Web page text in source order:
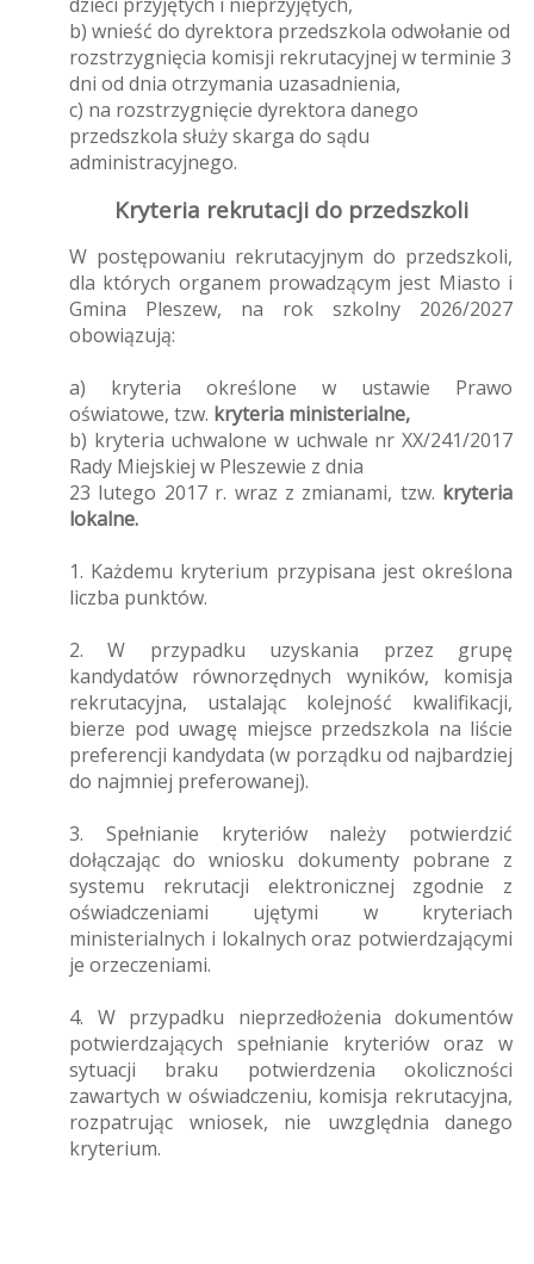
b) wnieść do dyrektora przedszkola odwołanie od
rozstrzygnięcia komisji rekrutacyjnej w terminie 3
dni od dnia otrzymania uzasadnienia,
c) na rozstrzygnięcie dyrektora danego
przedszkola służy skarga do sądu
administracyjnego.
Kryteria rekrutacji do przedszkoli
W postępowaniu rekrutacyjnym do przedszkoli,
dla których organem prowadzącym jest Miasto i
Gmina Pleszew, na rok szkolny 2026/2027
obowiązują:
a) kryteria określone w ustawie Prawo
oświatowe, tzw. kryteria ministerialne,
b) kryteria uchwalone w uchwale nr XX/241/2017
Rady Miejskiej w Pleszewie z dnia
23 lutego 2017 r. wraz z zmianami, tzw. kryteria
lokalne.
1. Każdemu kryterium przypisana jest określona
liczba punktów.
2. W przypadku uzyskania przez grupę
kandydatów równorzędnych wyników, komisja
rekrutacyjna, ustalając kolejność kwalifikacji,
bierze pod uwagę miejsce przedszkola na liście
preferencji kandydata (w porządku od najbardziej
do najmniej preferowanej).
3. Spełnianie kryteriów należy potwierdzić
dołączając do wniosku dokumenty pobrane z
systemu rekrutacji elektronicznej zgodnie z
oświadczeniami ujętymi w kryteriach
ministerialnych i lokalnych oraz potwierdzającymi
je orzeczeniami.
4. W przypadku nieprzedłożenia dokumentów
potwierdzających spełnianie kryteriów oraz w
sytuacji braku potwierdzenia okoliczności
zawartych w oświadczeniu, komisja rekrutacyjna,
rozpatrując wniosek, nie uwzględnia danego
kryterium.